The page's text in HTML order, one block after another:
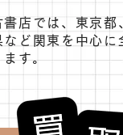
店では、東京都
など関東を中心に
ます。